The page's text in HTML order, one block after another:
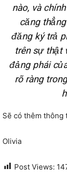
nào, và
căng
đăng ký trả
trên sự thật
đảng phái
rõ ràng
Sẽ có thêm thông
Olivia
Post Views: